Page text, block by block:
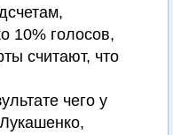
10% голосов,
считают, что
чего у